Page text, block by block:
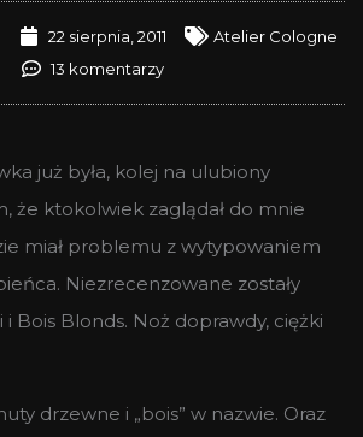
22 sierpnia, 2011
Atelier Cologne
13 komentarzy
już była, kolej na ulubiony
że ktokolwiek zaglądał do mnie
miał problemu z wytypowaniem
Niezrecenzowane zostały
Bois Blonds. Noż doprawdy, ciężki
drzewne i „bois” w nazwie. Oraz